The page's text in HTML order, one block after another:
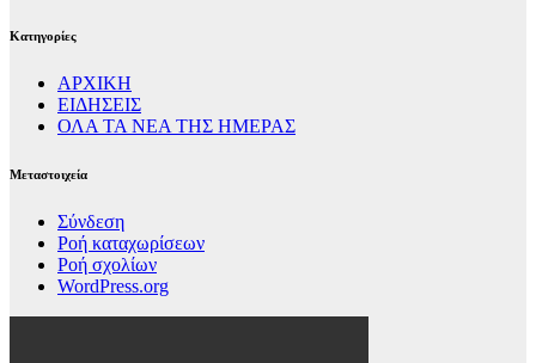
Kατηγορίες
ΑΡΧΙΚΗ
ΕΙΔΗΣΕΙΣ
ΟΛΑ ΤΑ ΝΕΑ ΤΗΣ ΗΜΕΡΑΣ
Μεταστοιχεία
Σύνδεση
Ροή καταχωρίσεων
Ροή σχολίων
WordPress.org